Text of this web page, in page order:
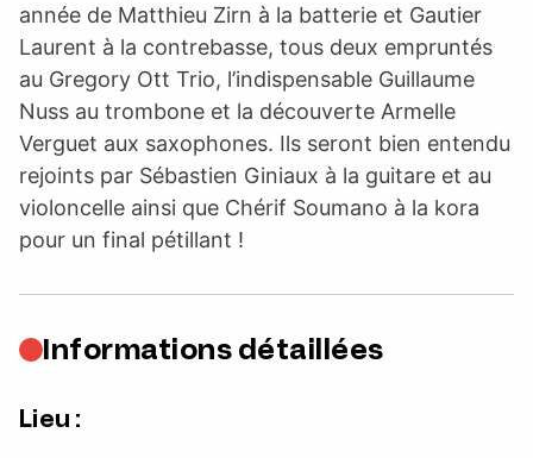
année de Matthieu Zirn à la batterie et Gautier
Laurent à la contrebasse, tous deux empruntés
au Gregory Ott Trio, l’indispensable Guillaume
Nuss au trombone et la découverte Armelle
Verguet aux saxophones. Ils seront bien entendu
rejoints par Sébastien Giniaux à la guitare et au
violoncelle ainsi que Chérif Soumano à la kora
pour un final pétillant !
Informations détaillées
Lieu :